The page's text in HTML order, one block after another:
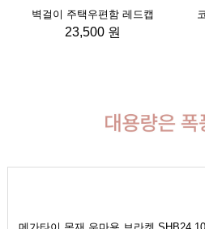
벽걸이 주택우편함 레드캡
23,500 원